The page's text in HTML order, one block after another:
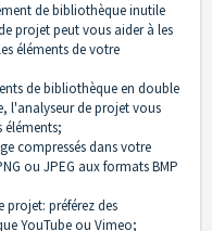
de bibliothèque inutile
projet peut vous aider à les
éléments de votre
de bibliothèque en double
l'analyseur de projet vous
éléments;
compressés dans votre
ou JPEG aux formats BMP
projet: préférez des
YouTubeou Vimeo;